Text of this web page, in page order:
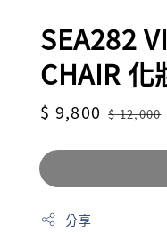
SEA282
CHAIR 化
Sale
$ 9,800 Regular
$ 12,000
分享